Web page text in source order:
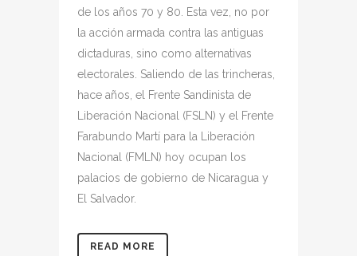
de los años 70 y 80. Esta vez, no por
la acción armada contra las antiguas
dictaduras, sino como alternativas
electorales. Saliendo de las trincheras,
hace años, el Frente Sandinista de
Liberación Nacional (FSLN) y el Frente
Farabundo Martí para la Liberación
Nacional (FMLN) hoy ocupan los
palacios de gobierno de Nicaragua y
El Salvador.
READ MORE